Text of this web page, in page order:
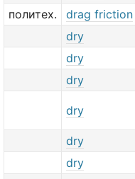
политех. drag friction
dry
dry
dry
dry
dry
dry